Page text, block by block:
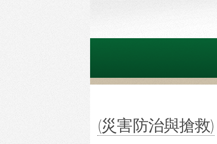
(災害防治與搶救)